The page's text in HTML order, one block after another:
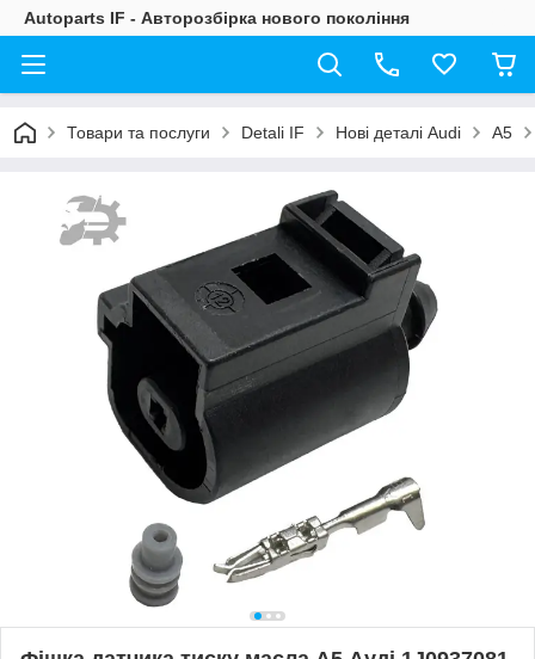
Autoparts IF - Авторозбірка нового покоління
Товари та послуги Detali IF Нові деталі Audi A5